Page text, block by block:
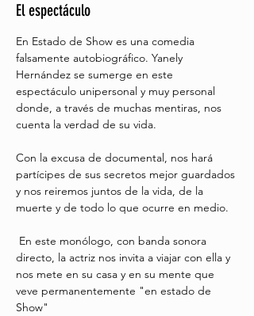
El espectáculo
En Estado de Show es una comedia
falsamente autobiográfico. Yanely
Hernández se sumerge en este
espectáculo unipersonal y muy personal
donde, a través de muchas mentiras, nos
cuenta la verdad de su vida.
Con la excusa de documental, nos hará
partícipes de sus secretos mejor guardados
y nos reiremos juntos de la vida, de la
muerte y de todo lo que ocurre en medio.
directo, la actriz nos invita a viajar con ella y
nos mete en su casa y en su mente que
veve permanentemente "en estado de
Show"